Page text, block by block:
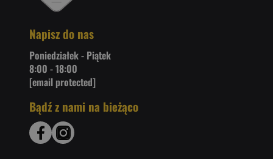
Napisz do nas
Poniedziałek - Piątek
8:00 - 18:00
[email protected]
Bądź z nami na bieżąco